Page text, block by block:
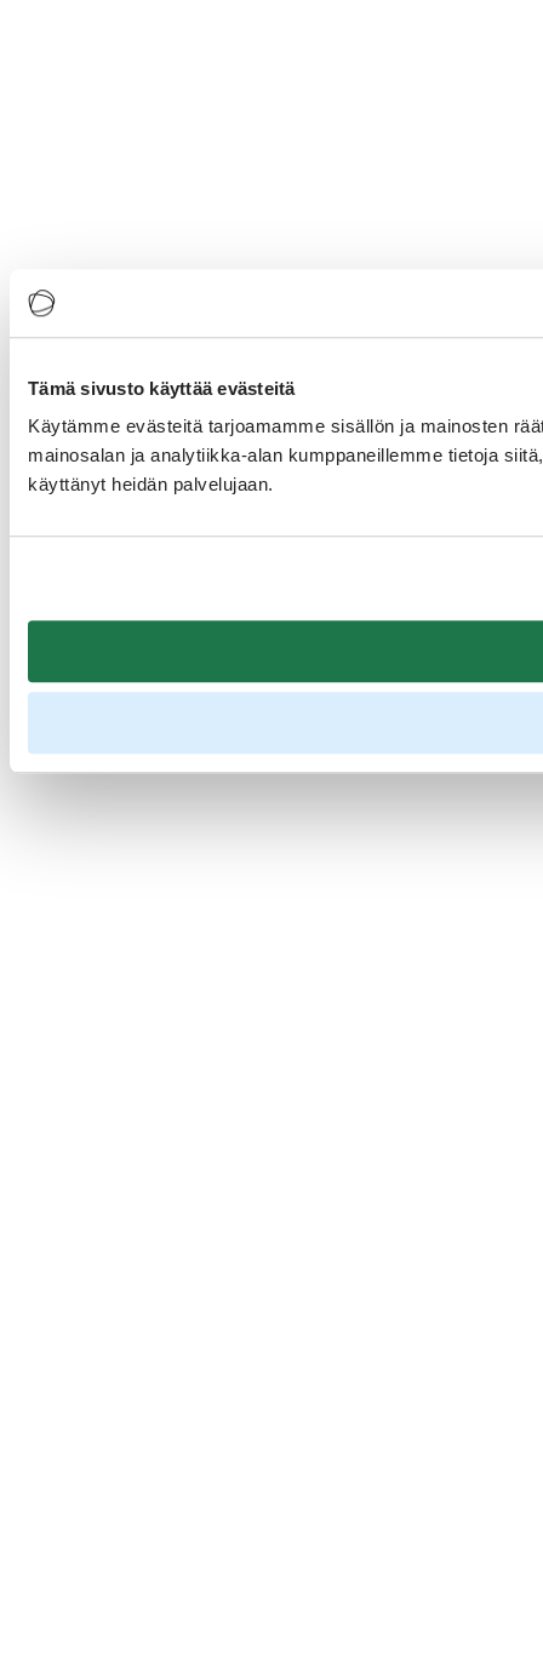
Tämä sivusto käyttää evästeitä
Käytämme evästeitä tarjoamamme sisällön ja mainosten
mainosalan ja analytiikka-alan kumppaneillemme tietoja
käyttänyt heidän palvelujaan.